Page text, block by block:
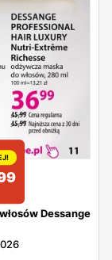
Dessange